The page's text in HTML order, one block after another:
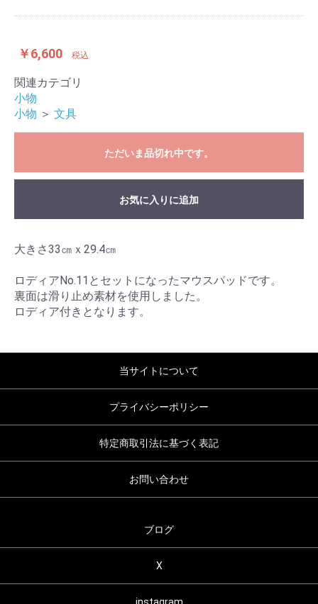
￥6,600 税込
関連カテゴリ
小物
小物 ＞ 文具
ただいま品切れ中です。
お気に入りに追加
大きさ33㎝ｘ29.4㎝
ロディアNo.11とセットになったマウスパッドです。
裏面は滑り止め素材を使用しました。
ロディア付きとなります。
当サイトについて
プライバシーポリシー
特定商取引法に基づく表記
お問い合わせ
ブログ
X